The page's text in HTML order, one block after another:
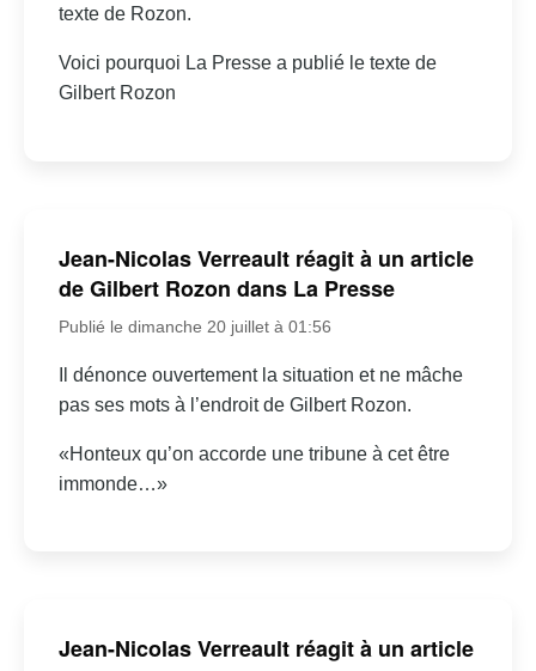
texte de Rozon.
Voici pourquoi La Presse a publié le texte de
Gilbert Rozon
Jean-Nicolas Verreault réagit à un article
de Gilbert Rozon dans La Presse
Publié le dimanche 20 juillet à 01:56
Il dénonce ouvertement la situation et ne mâche
pas ses mots à l’endroit de Gilbert Rozon.
«Honteux qu’on accorde une tribune à cet être
immonde…»
Jean-Nicolas Verreault réagit à un article